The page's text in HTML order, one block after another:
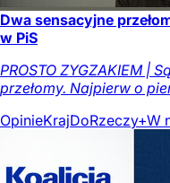
Dwa sensacyjne
w PiS
PROSTO ZYGZAKIEM |
przełomy. Najpierw o
OpinieKrajDoRzeczy+W